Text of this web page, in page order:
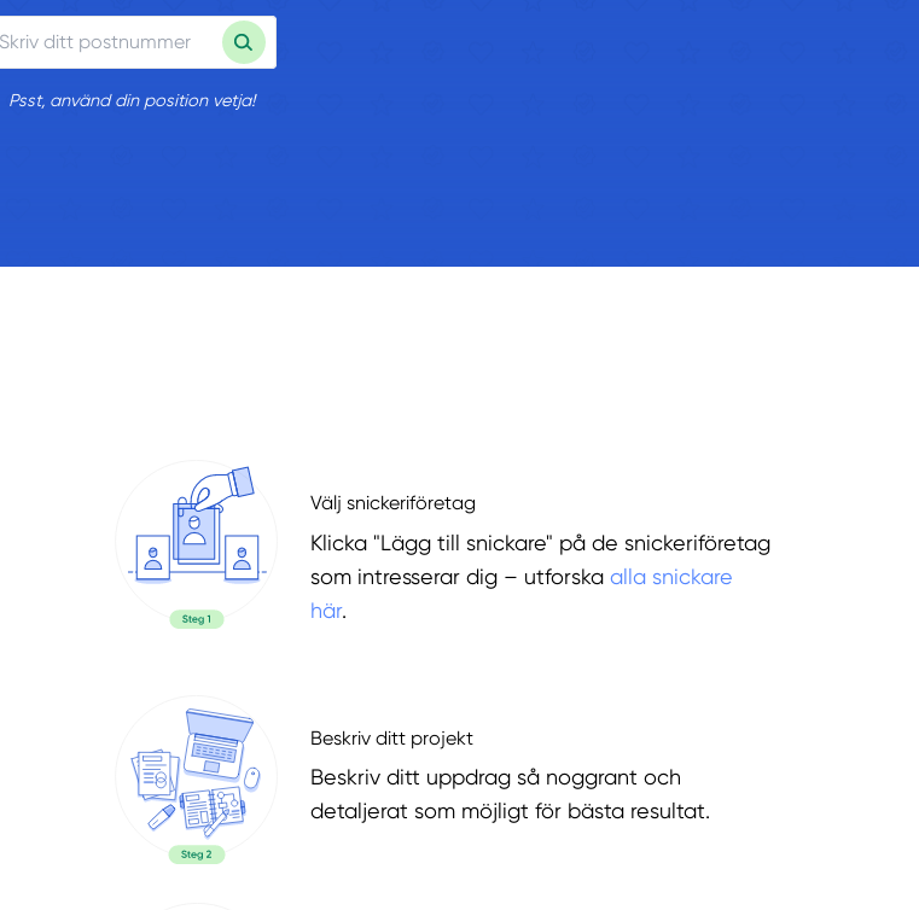
Psst, använd din position vetja!
Välj snickeriföretag
Klicka "Lägg till snickare" på de snickeriföretag
som intresserar dig – utforska alla snickare
här.
Beskriv ditt projekt
Beskriv ditt uppdrag så noggrant och
detaljerat som möjligt för bästa resultat.